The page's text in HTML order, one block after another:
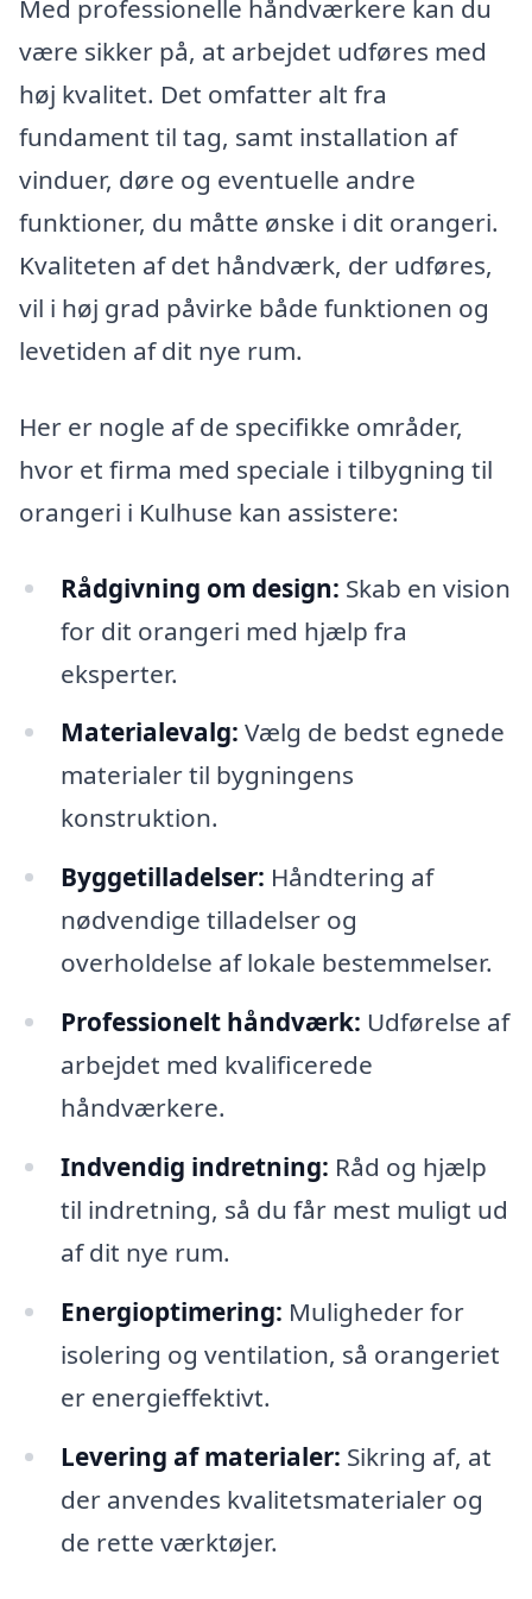
Med professionelle håndværkere kan du
være sikker på, at arbejdet udføres med
høj kvalitet. Det omfatter alt fra
fundament til tag, samt installation af
vinduer, døre og eventuelle andre
funktioner, du måtte ønske i dit orangeri.
Kvaliteten af det håndværk, der udføres,
vil i høj grad påvirke både funktionen og
levetiden af dit nye rum.
Her er nogle af de specifikke områder,
hvor et firma med speciale i tilbygning til
orangeri i Kulhuse kan assistere:
Rådgivning om design: Skab en vision
for dit orangeri med hjælp fra
eksperter.
Materialevalg: Vælg de bedst egnede
materialer til bygningens
konstruktion.
Byggetilladelser: Håndtering af
nødvendige tilladelser og
overholdelse af lokale bestemmelser.
Professionelt håndværk: Udførelse af
arbejdet med kvalificerede
håndværkere.
Indvendig indretning: Råd og hjælp
til indretning, så du får mest muligt ud
af dit nye rum.
Energioptimering: Muligheder for
isolering og ventilation, så orangeriet
er energieffektivt.
Levering af materialer: Sikring af, at
der anvendes kvalitetsmaterialer og
de rette værktøjer.